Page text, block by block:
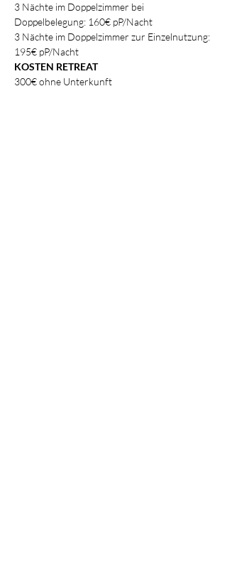
3 Nächte im Doppelzimmer bei
Doppelbelegung: 160€ pP/Nacht
3 Nächte im Doppelzimmer zur Einzelnutzung:
195€ pP/Nacht
KOSTEN RETREAT
300€ ohne Unterkunft